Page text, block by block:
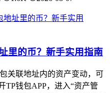
里的币？新手实用指南
关联地址内的资产变动，可
TP钱包APP，进入“资产管